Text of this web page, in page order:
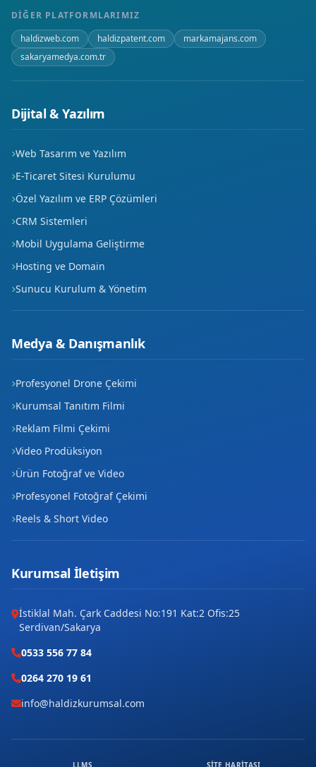
Soğuksu
Üniversite
Yenice
Yeşil
DIĞER PLATFORMLARIMIZ
haldizweb.com
haldizpatent.com
markamajans.com
sakaryamedya.com.tr
Dijital & Yazılım
Web Tasarım ve Yazılım
E-Ticaret Sitesi Kurulumu
Özel Yazılım ve ERP Çözümleri
CRM Sistemleri
Mobil Uygulama Geliştirme
Hosting ve Domain
Sunucu Kurulum & Yönetim
Medya & Danışmanlık
Profesyonel Drone Çekimi
Kurumsal Tanıtım Filmi
Reklam Filmi Çekimi
Video Prodüksiyon
Ürün Fotoğraf ve Video
Profesyonel Fotoğraf Çekimi
Reels & Short Video
Kurumsal İletişim
İstiklal Mah. Çark Caddesi No:191 Kat:2 Ofis:25
Serdivan/Sakarya
0533 556 77 84
0264 270 19 61
info@haldizkurumsal.com
LLMS SITE HARITASI